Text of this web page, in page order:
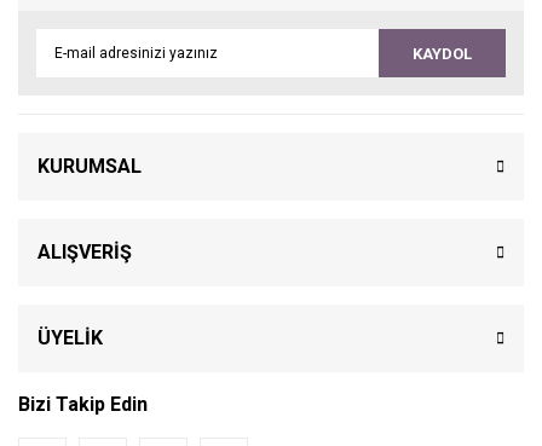
KAYDOL
KURUMSAL
ALIŞVERİŞ
ÜYELİK
Bizi Takip Edin